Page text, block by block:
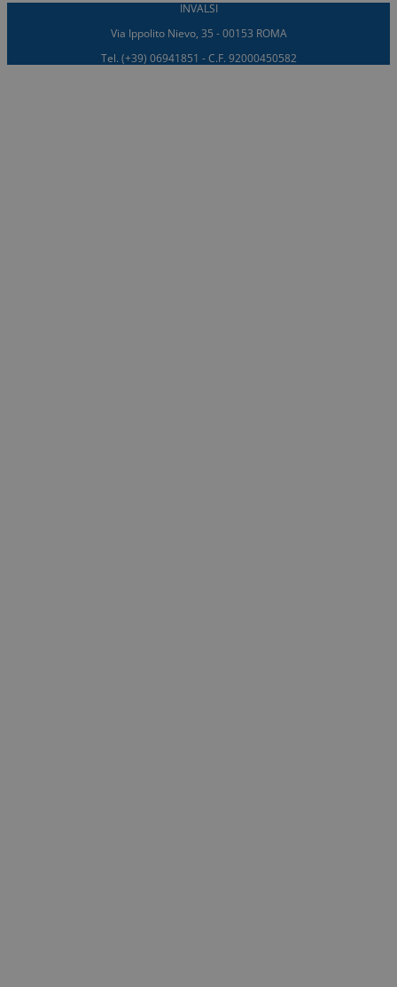
INVALSI
Via Ippolito Nievo, 35 - 00153 ROMA
Tel. (+39) 06941851 - C.F. 92000450582